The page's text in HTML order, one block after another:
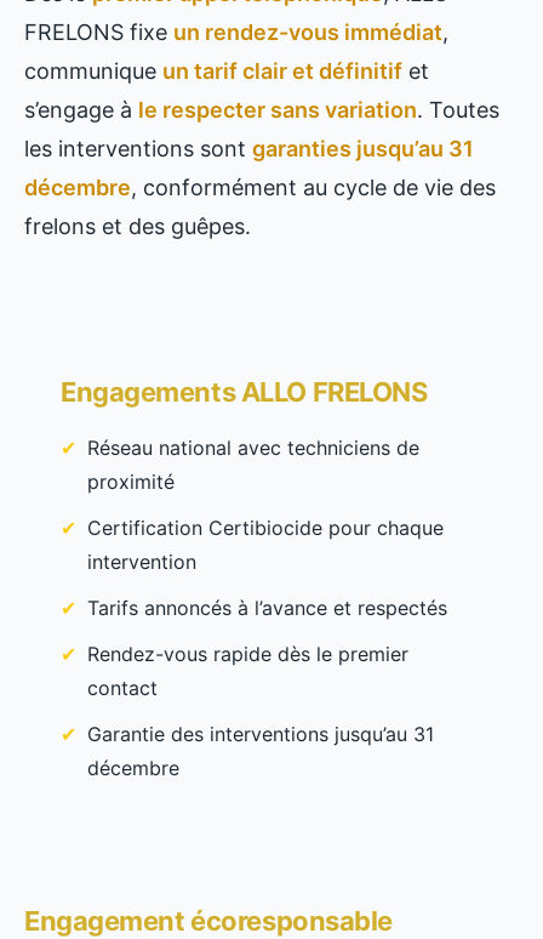
FRELONS fixe un rendez-vous immédiat,
communique un tarif clair et définitif et
s’engage à le respecter sans variation. Toutes
les interventions sont garanties jusqu’au 31
décembre, conformément au cycle de vie des
frelons et des guêpes.
Engagements ALLO FRELONS
Réseau national avec techniciens de
proximité
Certification Certibiocide pour chaque
intervention
Tarifs annoncés à l’avance et respectés
Rendez-vous rapide dès le premier
contact
Garantie des interventions jusqu’au 31
décembre
Engagement écoresponsable